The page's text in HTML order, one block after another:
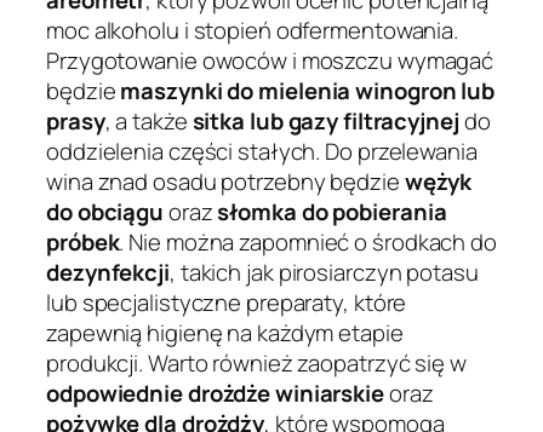
moc alkoholu i stopień odfermentowania.
Przygotowanie owoców i moszczu wymagać
będziemaszynki do mielenia winogron lub
prasy, a takżesitka lub gazy filtracyjnejdo
oddzielenia części stałych. Do przelewania
wina znad osadu potrzebny będziewężyk
do obciąguorazsłomka do pobierania
próbek. Nie można zapomnieć o środkach do
dezynfekcji, takich jak pirosiarczyn potasu
lub specjalistyczne preparaty, które
zapewnią higienę na każdym etapie
produkcji. Warto również zaopatrzyć się w
odpowiednie drożdże winiarskieoraz
pożywkę dla drożdży, które wspomogą